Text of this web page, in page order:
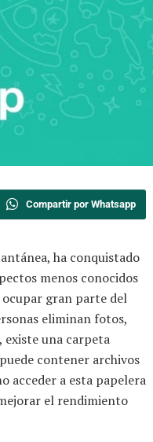
Compartir por Whatsapp
ha conquistado
menos conocidos
ocupar gran parte del
eliminan fotos,
existe una carpeta
contener archivos
acceder a esta papelera
el rendimiento